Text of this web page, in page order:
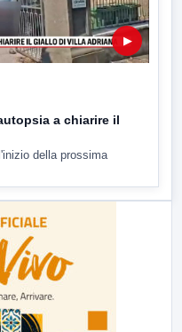
▶
a chiarire il
della prossima